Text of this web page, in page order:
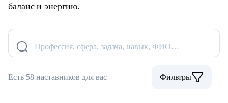
баланс и энергию.
Профессия, сфера, задача, навык, ФИО…
Есть 58 наставников для вас Фильтры